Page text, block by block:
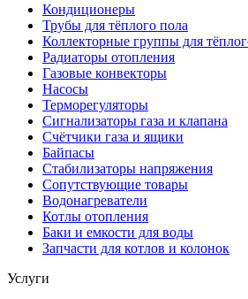
Кондиционеры
Трубы для тёплого пола
Коллекторные группы для
Радиаторы отопления
Газовые конвекторы
Насосы
Терморегуляторы
Сигнализаторы газа и клапана
Счётчики газа и ящики
Байпасы
Стабилизаторы напряжения
Сопутствующие товары
Водонагреватели
Котлы отопления
Баки и емкости для воды
Запчасти для котлов и колонок
Услуги